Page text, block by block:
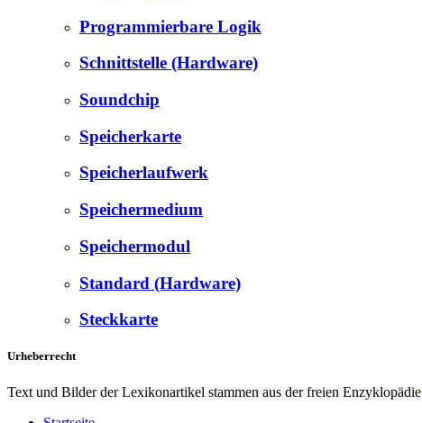
Programmierbare Logik
Schnittstelle (Hardware)
Soundchip
Speicherkarte
Speicherlaufwerk
Speichermedium
Speichermodul
Standard (Hardware)
Steckkarte
Urheberrecht
Text und Bilder der Lexikonartikel stammen aus der freien Enzyklopädie